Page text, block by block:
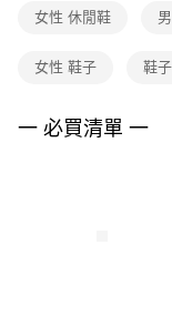
客戶支援中心」
https://
１．透過由恩沛科技股
２．關於個人資料處理
女性 休閒鞋
女性 鞋子 鞋
一 必買清單 一